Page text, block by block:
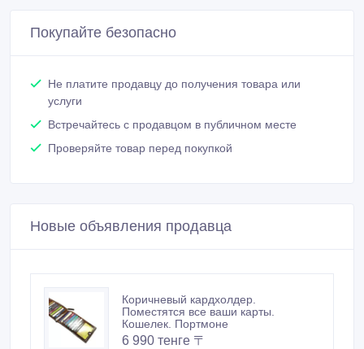
Покупайте безопасно
Не платите продавцу до получения товара или
услуги
Встречайтесь с продавцом в публичном месте
Проверяйте товар перед покупкой
Новые объявления продавца
Коричневый кардхолдер.
Поместятся все ваши карты.
Кошелек. Портмоне
6 990 тенге 〒